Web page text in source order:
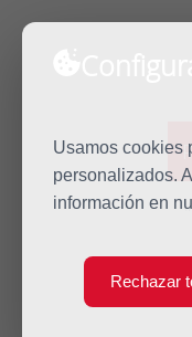
Usamos cookies
personalizados.
información en
Rechazar